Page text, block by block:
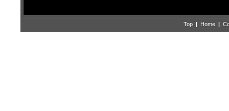
Top | Home |